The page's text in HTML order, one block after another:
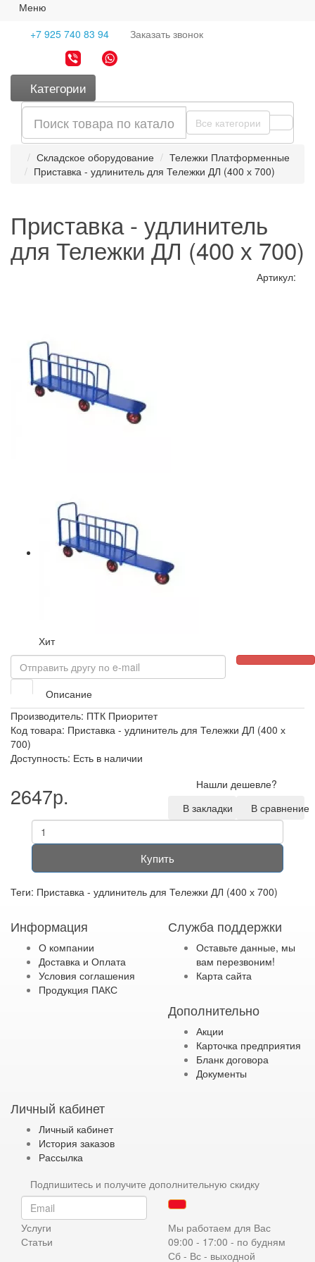
Меню
+7 925 740 83 94
Заказать звонок
Категории
Все категории
Складское оборудование
Тележки Платформенные
Приставка - удлинитель для Тележки ДЛ (400 х 700)
Приставка - удлинитель
для Тележки ДЛ (400 х 700)
Артикул:
Хит
Описание
Производитель: ПТК Приоритет
Код товара: Приставка - удлинитель для Тележки ДЛ (400 х
700)
Доступность: Есть в наличии
2647р.
Нашли дешевле?
В закладки
В сравнение
Купить
Теги: Приставка - удлинитель для Тележки ДЛ (400 х 700)
Информация
О компании
Доставка и Оплата
Условия соглашения
Продукция ПАКС
Служба поддержки
Оставьте данные, мы
вам перезвоним!
Карта сайта
Дополнительно
Акции
Карточка предприятия
Бланк договора
Документы
Личный кабинет
Личный кабинет
История заказов
Рассылка
Подпишитесь и получите дополнительную скидку
Услуги
Статьи
Мы работаем для Вас
09:00 - 17:00 - по будням
Сб - Вс - выходной